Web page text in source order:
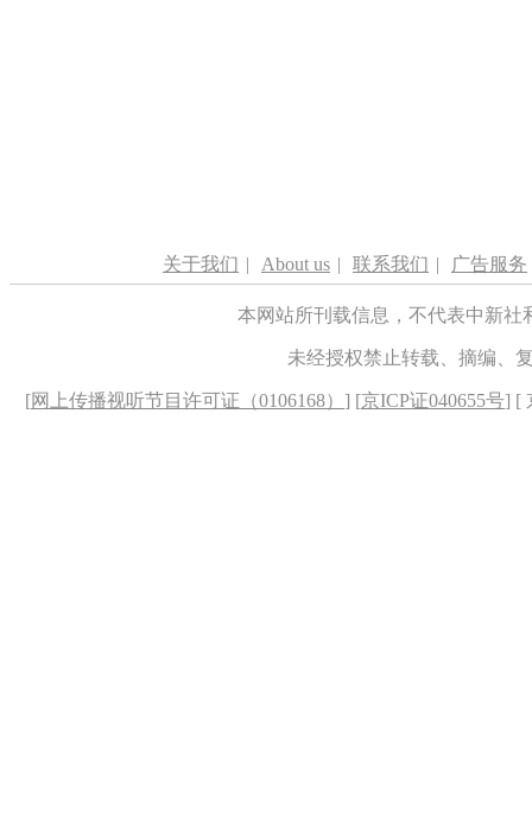
关于我们 | About us | 联系我们 | 广告服务
本网站所刊载信息，不代表中新
未经授权禁止转载、摘编、
[网上传播视听节目许可证（0106168） ] [京ICP证040655号] [